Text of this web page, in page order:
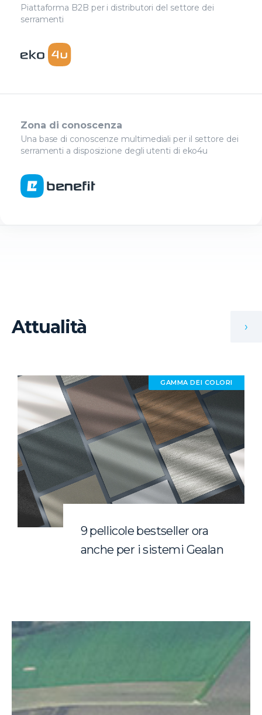
Piattaforma B2B per i distributori del settore dei
serramenti
Zona di conoscenza
Una base di conoscenze multimediali per il settore dei
serramenti a disposizione degli utenti di eko4u
Attualità
9 pellicole bestseller ora
anche per i sistemi Gealan
GAMMA DEI COLORI
›